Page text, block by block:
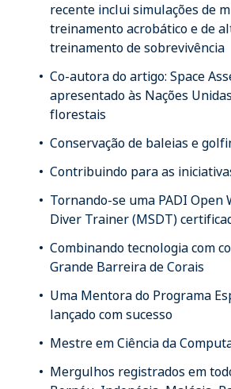
recente inclui simulações de
treinamento acrobático e de
treinamento de sobrevivência
Co-autora do artigo: Space
apresentado às Nações
florestais
Conservação de baleias e
Contribuindo para as
Tornando-se uma PADI
Diver Trainer (MSDT)
Combinando tecnologia com
Grande Barreira de Corais
Uma Mentora do Programa
lançado com sucesso
Mestre em Ciência da
Mergulhos registrados em